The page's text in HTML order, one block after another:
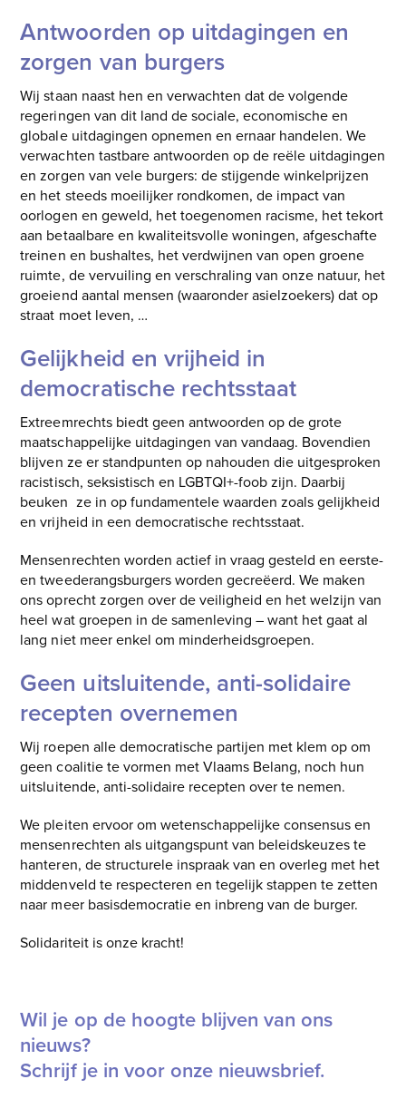
Antwoorden op uitdagingen en
zorgen van burgers
Wij staan naast hen en verwachten dat de volgende
regeringen van dit land de sociale, economische en
globale uitdagingen opnemen en ernaar handelen. We
verwachten tastbare antwoorden op de reële uitdagingen
en zorgen van vele burgers: de stijgende winkelprijzen
en het steeds moeilijker rondkomen, de impact van
oorlogen en geweld, het toegenomen racisme, het tekort
aan betaalbare en kwaliteitsvolle woningen, afgeschafte
treinen en bushaltes, het verdwijnen van open groene
ruimte, de vervuiling en verschraling van onze natuur, het
groeiend aantal mensen (waaronder asielzoekers) dat op
straat moet leven, …
Gelijkheid en vrijheid in
democratische rechtsstaat
Extreemrechts biedt geen antwoorden op de grote
maatschappelijke uitdagingen van vandaag. Bovendien
blijven ze er standpunten op nahouden die uitgesproken
racistisch, seksistisch en LGBTQI+-foob zijn. Daarbij
beuken ze in op fundamentele waarden zoals gelijkheid
en vrijheid in een democratische rechtsstaat.
Mensenrechten worden actief in vraag gesteld en eerste-
en tweederangsburgers worden gecreëerd. We maken
ons oprecht zorgen over de veiligheid en het welzijn van
heel wat groepen in de samenleving – want het gaat al
lang niet meer enkel om minderheidsgroepen.
Geen uitsluitende, anti-solidaire
recepten overnemen
Wij roepen alle democratische partijen met klem op om
geen coalitie te vormen met Vlaams Belang, noch hun
uitsluitende, anti-solidaire recepten over te nemen.
We pleiten ervoor om wetenschappelijke consensus en
mensenrechten als uitgangspunt van beleidskeuzes te
hanteren, de structurele inspraak van en overleg met het
middenveld te respecteren en tegelijk stappen te zetten
naar meer basisdemocratie en inbreng van de burger.
Solidariteit is onze kracht!
Wil je op de hoogte blijven van ons
nieuws?
Schrijf je in voor onze nieuwsbrief.